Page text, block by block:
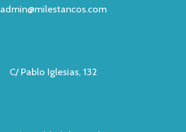
admin@milestancos.com
C/ Pablo Iglesias, 132